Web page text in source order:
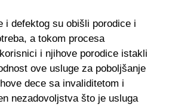
i defektog su obišli porodice i
a tokom procesa
i njihove porodice istakli
ove usluge za poboljšanje
dece sa invaliditetom i
nezadovoljstva što je usluga